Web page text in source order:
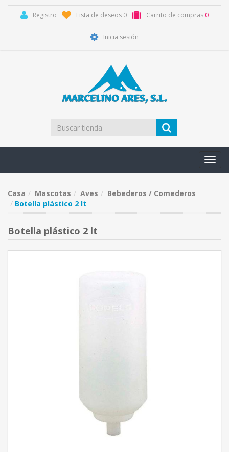
Registro Lista de deseos 0 Carrito de compras 0
Inicia sesión
Casa Mascotas Aves
Bebederos / Comederos
Botella plástico 2 lt
Botella plástico 2 lt